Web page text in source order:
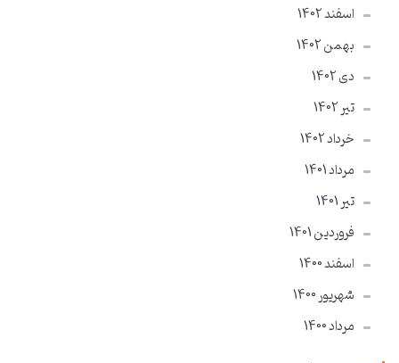
اسفند 1402
بهمن 1402
دی 1402
تير 1402
خرداد 1402
مرداد 1401
تير 1401
فروردین 1401
اسفند 1400
شهریور 1400
مرداد 1400